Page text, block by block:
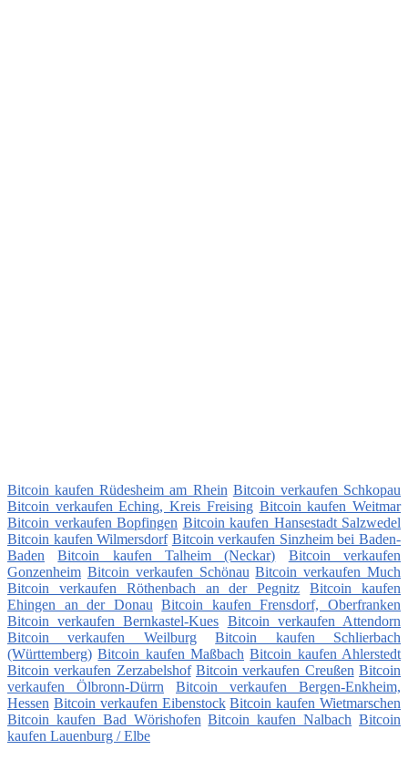
Bitcoin kaufen Rüdesheim am Rhein Bitcoin verkaufen Schkopau
Bitcoin verkaufen Eching, Kreis Freising Bitcoin kaufen Weitmar
Bitcoin verkaufen Bopfingen Bitcoin kaufen Hansestadt Salzwedel
Bitcoin kaufen Wilmersdorf Bitcoin verkaufen Sinzheim bei Baden-
Baden
Bitcoin kaufen Talheim (Neckar)
Bitcoin verkaufen
Gonzenheim Bitcoin verkaufen Schönau Bitcoin verkaufen Much
Bitcoin verkaufen Röthenbach an der Pegnitz
Bitcoin kaufen
Ehingen an der Donau
Bitcoin kaufen Frensdorf, Oberfranken
Bitcoin verkaufen Bernkastel-Kues Bitcoin verkaufen Attendorn
Bitcoin verkaufen Weilburg
Bitcoin kaufen Schlierbach
(Württemberg) Bitcoin kaufen Maßbach Bitcoin kaufen Ahlerstedt
Bitcoin verkaufen Zerzabelshof Bitcoin verkaufen Creußen Bitcoin
verkaufen Ölbronn-Dürrn
Bitcoin verkaufen Bergen-Enkheim,
Hessen Bitcoin verkaufen Eibenstock Bitcoin kaufen Wietmarschen
Bitcoin kaufen Bad Wörishofen Bitcoin kaufen Nalbach Bitcoin
kaufen Lauenburg / Elbe